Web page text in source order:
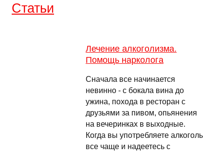
Cтатьи
Лечение алкоголизма.
Помощь нарколога
Сначала все начинается
невинно - с бокала вина до
ужина, похода в ресторан с
друзьями за пивом, опьянения
на вечеринках в выходные.
Когда вы употребляете алкоголь
все чаще и надеетесь с